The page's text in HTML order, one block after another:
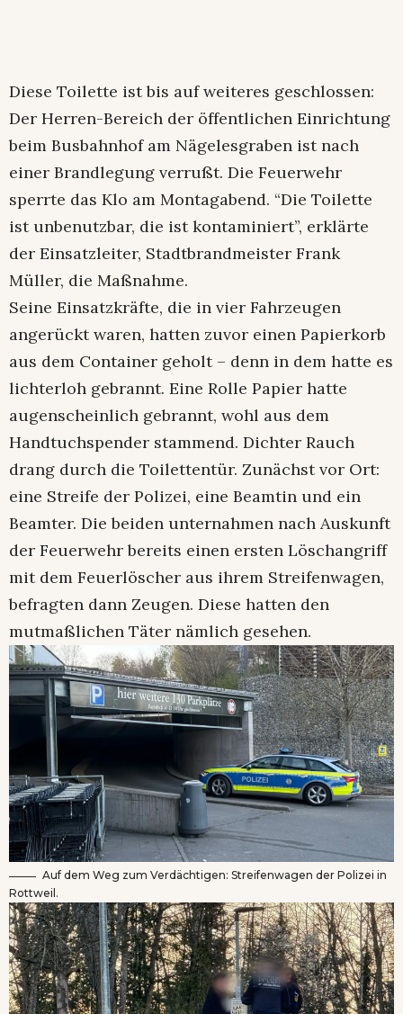
Diese Toilette ist bis auf weiteres geschlossen:
Der Herren-Bereich der öffentlichen Einrichtung
beim Busbahnhof am Nägelesgraben ist nach
einer Brandlegung verrußt. Die Feuerwehr
sperrte das Klo am Montagabend. “Die Toilette
ist unbenutzbar, die ist kontaminiert”, erklärte
der Einsatzleiter, Stadtbrandmeister Frank
Müller, die Maßnahme.
Seine Einsatzkräfte, die in vier Fahrzeugen
angerückt waren, hatten zuvor einen Papierkorb
aus dem Container geholt – denn in dem hatte es
lichterloh gebrannt. Eine Rolle Papier hatte
augenscheinlich gebrannt, wohl aus dem
Handtuchspender stammend. Dichter Rauch
drang durch die Toilettentür. Zunächst vor Ort:
eine Streife der Polizei, eine Beamtin und ein
Beamter. Die beiden unternahmen nach Auskunft
der Feuerwehr bereits einen ersten Löschangriff
mit dem Feuerlöscher aus ihrem Streifenwagen,
befragten dann Zeugen. Diese hatten den
mutmaßlichen Täter nämlich gesehen.
Auf dem Weg zum Verdächtigen: Streifenwagen der Polizei in
Rottweil.